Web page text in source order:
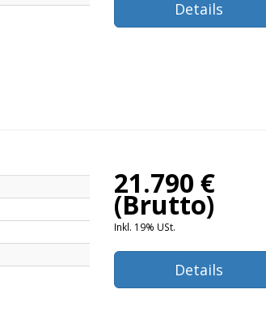
Details
21.790 €
(Brutto)
Inkl. 19% USt.
Details